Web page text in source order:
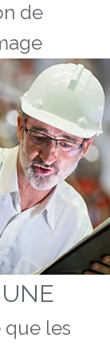
de
que les